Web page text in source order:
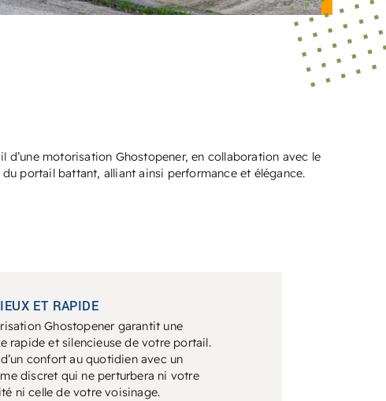
d’une motorisation Ghostopener, en collaboration avec le
portail battant, alliant ainsi performance et élégance.
ET RAPIDE
Ghostopenergarantit une
rapide et silencieuse de votre portail.
confort au quotidien avec un
discret qui ne perturbera ni votre
ni celle de votre voisinage.